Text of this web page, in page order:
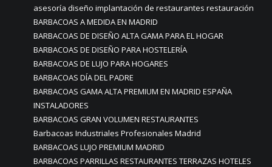
asesoría diseño implantación de restaurantes restauración
BARBACOAS A MEDIDA EN MADRID
BARBACOAS DE DISEÑO ALTA GAMA PARA EL HOGAR
BARBACOAS DE DISEÑO PARA HOSTELERÍA
BARBACOAS DE LUJO PARA HOGARES
BARBACOAS DÍA DEL PADRE
BARBACOAS GAMA ALTA PREMIUM EN MADRID ESPAÑA
INSTALADORES
BARBACOAS GRAN VOLUMEN RESTAURANTES
Barbacoas Industriales Profesionales Madrid
BARBACOAS LUJO PREMIUM MADRID
BARBACOAS PARRILLAS RESTAURANTES TERRAZAS HOTELES